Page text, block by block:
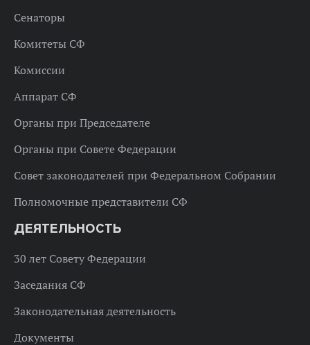
Сенаторы
Комитеты СФ
Комиссии
Аппарат СФ
Органы при Председателе
Органы при Совете Федерации
Совет законодателей при Федеральном Собрании
Полномочные представители СФ
ДЕЯТЕЛЬНОСТЬ
30 лет Совету Федерации
Заседания СФ
Законодательная деятельность
Документы